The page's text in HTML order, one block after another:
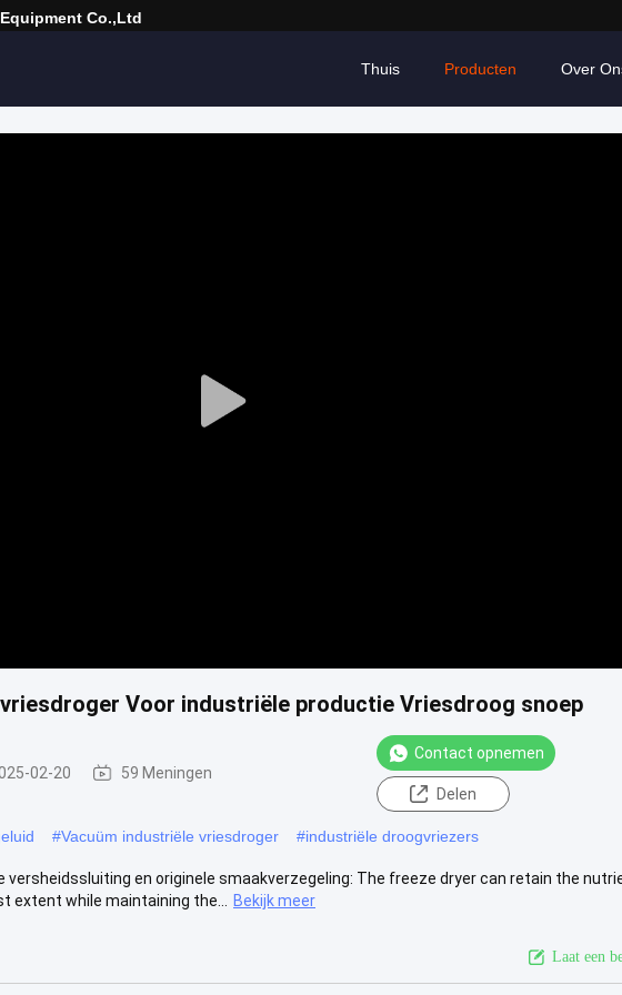
Co.,Ltd
Thuis Producten Over
Play
Voor industriële productie Vriesdroog snoep
02-20 59 Meningen
Contact opnemen
Delen
#Vacuüm industriële vriesdroger #industriële droogvriezers
versheidssluiting en originele smaakverzegeling: The freeze dryer can retain the
extent while maintaining the...
Bekijk meer
Laat een